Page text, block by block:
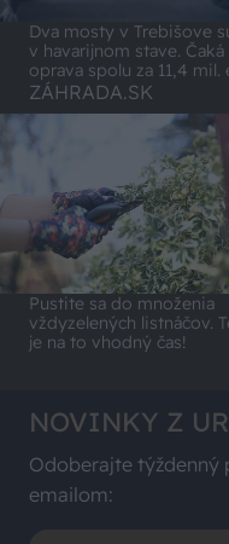
Dva mosty v Trebišove
v havarijnom stave. Čaká
oprava spolu za 11,4 mil.
ZÁHRADA.SK
Pustite sa do množenia
vždyzelených listnáčov.
je na to vhodný čas!
NOVINKY Z
Odoberajte týždenný
emailom: